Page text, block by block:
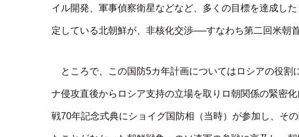
イル開発、軍事偵察衛星などなど、多くの目標を達成し
定している北朝鮮が、非核化交渉──すなわち第二回米朝
ところで、この国防5カ年計画についてはロシアの役
ナ侵攻直後からロシア支持の立場を取りロ朝関係の緊密
戦70年記念式典にショイグ国防相（当時）が参加し、そ